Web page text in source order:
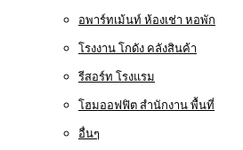
อพาร์ทเม้นท์ ห้องเช่า หอพัก
โรงงาน โกดัง คลังสินค้า
รีสอร์ท โรงแรม
โฮมออฟฟิต สำนักงาน พื้นที่
อื่นๆ